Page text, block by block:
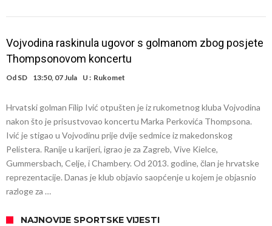
Vojvodina raskinula ugovor s golmanom zbog posjete
Thompsonovom koncertu
Od SD 13:50, 07 Jula U : Rukomet
Hrvatski golman Filip Ivić otpušten je iz rukometnog kluba Vojvodina
nakon što je prisustvovao koncertu Marka Perkovića Thompsona.
Ivić je stigao u Vojvodinu prije dvije sedmice iz makedonskog
Pelistera. Ranije u karijeri, igrao je za Zagreb, Vive Kielce,
Gummersbach, Celje, i Chambery. Od 2013. godine, član je hrvatske
reprezentacije. Danas je klub objavio saopćenje u kojem je objasnio
razloge za …
NAJNOVIJE SPORTSKE VIJESTI